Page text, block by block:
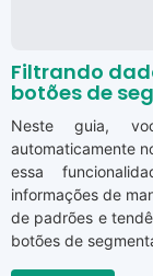
Filtrando
botões de
Neste guia,
automaticamente
essa
informações de
de padrões e
botões de